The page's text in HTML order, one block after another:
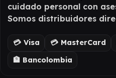
cuidado personal con
Somos distribuidores
💳 Visa 💳 MasterCard
🏦 Bancolombia